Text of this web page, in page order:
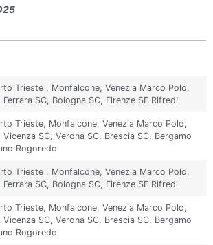
Trieste , Monfalcone, Venezia Marco Polo,
Ferrara SC, Bologna SC, Firenze SF Rifredi
Trieste, Monfalcone, Venezia Marco Polo,
Vicenza SC, Verona SC, Brescia SC, Bergamo
Rogoredo
Trieste , Monfalcone, Venezia Marco Polo,
Ferrara SC, Bologna SC, Firenze SF Rifredi
Trieste, Monfalcone, Venezia Marco Polo,
Vicenza SC, Verona SC, Brescia SC, Bergamo
Rogoredo